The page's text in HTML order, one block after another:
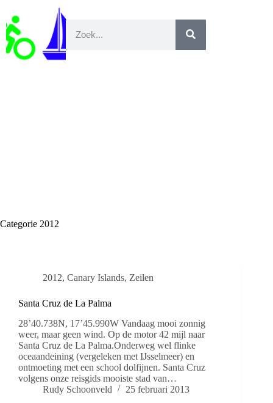
Categorie 2012
2012, Canary Islands, Zeilen
Santa Cruz de La Palma
28’40.738N, 17’45.990W Vandaag mooi zonnig
weer, maar geen wind. Op de motor 42 mijl naar
Santa Cruz de La Palma.Onderweg wel flinke
oceaandeining (vergeleken met IJsselmeer) en
ontmoeting met een school dolfijnen. Santa Cruz
volgens onze reisgids mooiste stad van…
Rudy Schoonveld
25 februari 2013